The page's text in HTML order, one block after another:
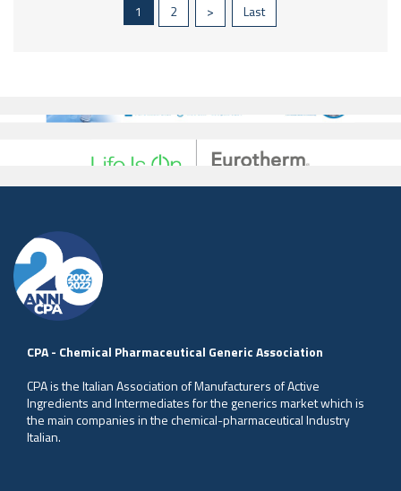
1 2 > Last
CPA - Chemical Pharmaceutical Generic Association
CPA is the Italian Association of Manufacturers of Active
Ingredients and Intermediates for the generics market which is
the main companies in the chemical-pharmaceutical Industry
Italian.